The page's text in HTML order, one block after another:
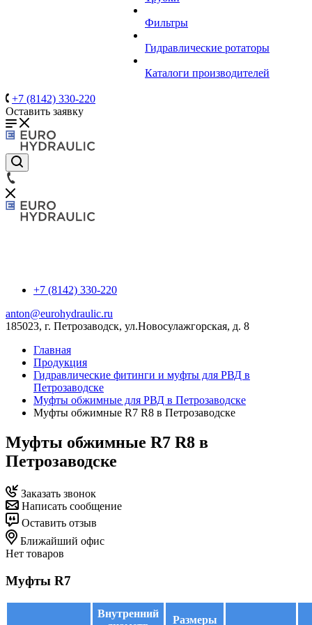
Фильтры
Гидравлические ротаторы
Каталоги производителей
+7 (8142) 330-220
Оставить заявку
+7 (8142) 330-220
anton@eurohydraulic.ru
185023, г. Петрозаводск, ул.Новосулажгорская, д. 8
Главная
Продукция
Гидравлические фитинги и муфты для РВД в
Петрозаводске
Муфты обжимные для РВД в Петрозаводске
Муфты обжимные R7 R8 в Петрозаводске
Муфты обжимные R7 R8 в
Петрозаводске
Заказать звонок
Написать сообщение
Оставить отзыв
Ближайший офис
Нет товаров
Муфты R7
Внутренний
Размеры